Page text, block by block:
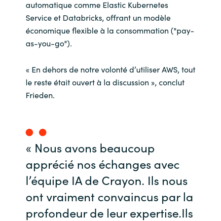
automatique comme Elastic Kubernetes
Service et Databricks, offrant un modèle
économique flexible à la consommation ("pay-
as-you-go").
« En dehors de notre volonté d’utiliser AWS, tout
le reste était ouvert à la discussion », conclut
Frieden.
« Nous avons beaucoup
apprécié nos échanges avec
l’équipe IA de Crayon. Ils nous
ont vraiment convaincus par la
profondeur de leur expertise.Ils